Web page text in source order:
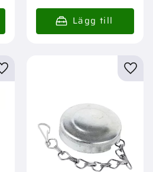
Lägg till i favoriter